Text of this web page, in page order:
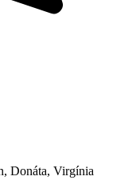
Donáta, Virgínia